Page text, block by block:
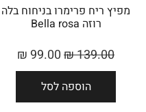
מפיץ ריח פרימרו בניחוח בלה
רוזה Bella rosa
139.00
₪
99.00
₪
הוספה לסל